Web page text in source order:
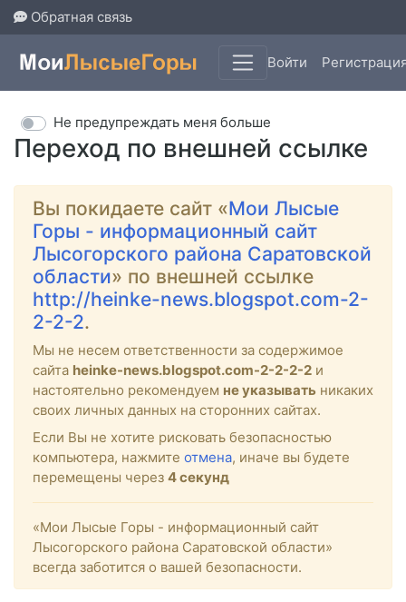
Обратная связь
Войти
Переход по внешней ссылке
Не предупреждать меня больше
Вы покидаете сайт «Мои Лысые
Горы - информационный сайт
Лысогорского района Саратовской
области» по внешней ссылке
http://heinke-news.blogspot.com-2-
2-2-2.
Мы не несем ответственности за содержимое
сайта heinke-news.blogspot.com-2-2-2-2 и
настоятельно рекомендуем не указывать никаких
своих личных данных на сторонних сайтах.
Если Вы не хотите рисковать безопасностью
компьютера, нажмите отмена, иначе вы будете
перемещены через 4секунд
«Мои Лысые Горы - информационный сайт
Лысогорского района Саратовской области»
всегда заботится о вашей безопасности.